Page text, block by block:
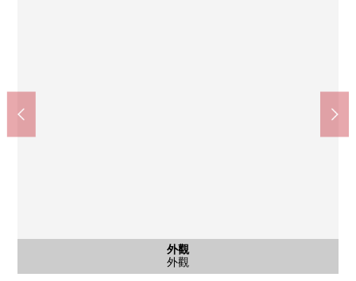
外觀
外觀
外觀
外觀
外觀
外觀
外觀
外觀
外觀
外觀
Peacock store石川台商店(約130m)
Mybasket石川台站南店(約350m)
Lawson LAWSON+toks石川台站前店(約330m)
7-Eleven大田區石川町2丁目商店(約420m)
SUGI藥品石川台商店(約90m)
大田東雪谷2郵局(約300m)
大田區立洗足池小學(約500m)
大田區立石川台中學(約350m)
石川公園(約400m)
東京都立荏原病院(約1220m)